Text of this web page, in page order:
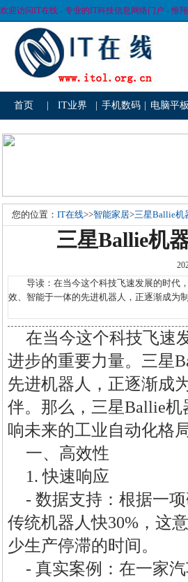
欢迎访问IT在线 - 专业的IT科技信息网络门户 - 惟
首页 IT业界 手机数码 电脑平板
您的位置： IT在线>>智能家居>三星Ballie机
三星Ballie机
导读：在当今这个科技飞速发展的时代，
效、智能于一体的先进机器人，正逐渐成为
在当今这个科技飞速
进步的重要力量。三星
先进机器人，正逐渐成
伴。那么，三星Ballie
响未来的工业自动化格
一、高效性
1. 快速响应
- 数据支持：根据一
传统机器人快30%，这
少生产停滞的时间。
- 真实案例：在一家